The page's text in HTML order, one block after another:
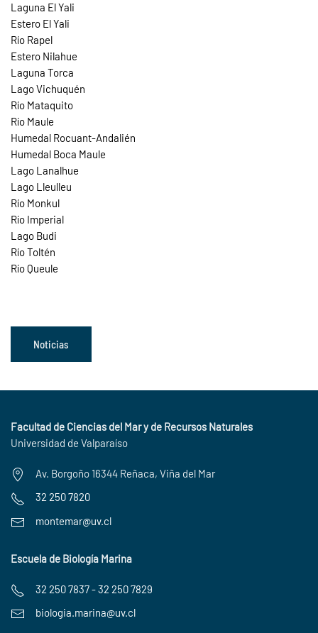
Laguna El Yali
Estero El Yali
Río Rapel
Estero Nilahue
Laguna Torca
Lago Vichuquén
Río Mataquito
Río Maule
Humedal Rocuant-Andalién
Humedal Boca Maule
Lago Lanalhue
Lago Lleulleu
Río Monkul
Río Imperial
Lago Budi
Río Toltén
Río Queule
Noticias
Facultad de Ciencias del Mar y de Recursos Naturales
Universidad de Valparaíso
Av. Borgoño 16344 Reñaca, Viña del Mar
32 250 7820
montemar@uv.cl
Escuela de Biología Marina
32 250 7837 - 32 250 7829
biologia.marina@uv.cl